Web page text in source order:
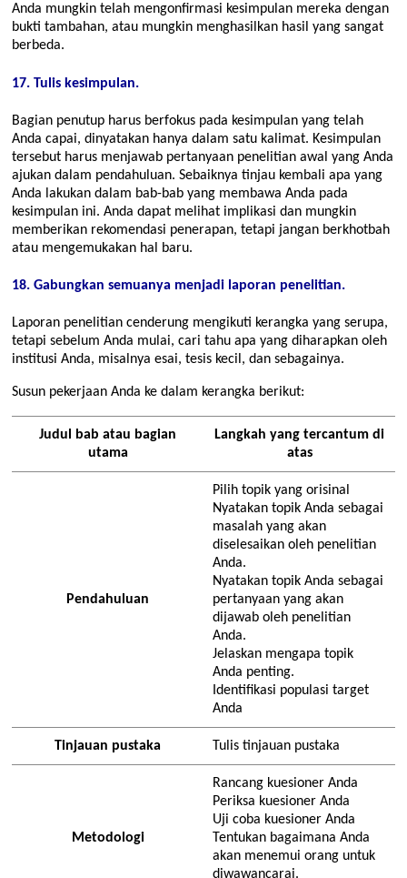
Anda mungkin telah mengonfirmasi kesimpulan mereka dengan
bukti tambahan, atau mungkin menghasilkan hasil yang sangat
berbeda.
17. Tulis kesimpulan.
Bagian penutup harus berfokus pada kesimpulan yang telah
Anda capai, dinyatakan hanya dalam satu kalimat. Kesimpulan
tersebut harus menjawab pertanyaan penelitian awal yang Anda
ajukan dalam pendahuluan. Sebaiknya tinjau kembali apa yang
Anda lakukan dalam bab-bab yang membawa Anda pada
kesimpulan ini. Anda dapat melihat implikasi dan mungkin
memberikan rekomendasi penerapan, tetapi jangan berkhotbah
atau mengemukakan hal baru.
18. Gabungkan semuanya menjadi laporan penelitian.
Laporan penelitian cenderung mengikuti kerangka yang serupa,
tetapi sebelum Anda mulai, cari tahu apa yang diharapkan oleh
institusi Anda, misalnya esai, tesis kecil, dan sebagainya.
Susun pekerjaan Anda ke dalam kerangka berikut:
Judul bab atau bagian
utama
Langkah yang tercantum di
atas
Pendahuluan
Pilih topik yang orisinal
Nyatakan topik Anda sebagai
masalah yang akan
diselesaikan oleh penelitian
Anda.
Nyatakan topik Anda sebagai
pertanyaan yang akan
dijawab oleh penelitian
Anda.
Jelaskan mengapa topik
Anda penting.
Identifikasi populasi target
Anda
Tinjauan pustaka Tulis tinjauan pustaka
Metodologi
Rancang kuesioner Anda
Periksa kuesioner Anda
Uji coba kuesioner Anda
Tentukan bagaimana Anda
akan menemui orang untuk
diwawancarai.